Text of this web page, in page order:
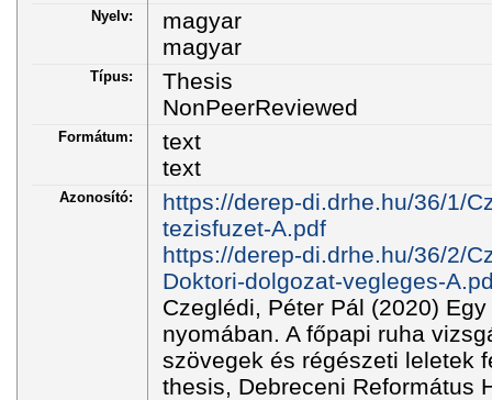
Nyelv:
magyar
magyar
Típus:
Thesis
NonPeerReviewed
Formátum:
text
text
Azonosító:
https://derep-di.drhe.hu/36/1/
tezisfuzet-A.pdf
https://derep-di.drhe.hu/36/2/
Doktori-dolgozat-vegleges-
Czeglédi, Péter Pál (2020)
nyomában. A főpapi ruha
szövegek és régészeti leletek
thesis, Debreceni Református